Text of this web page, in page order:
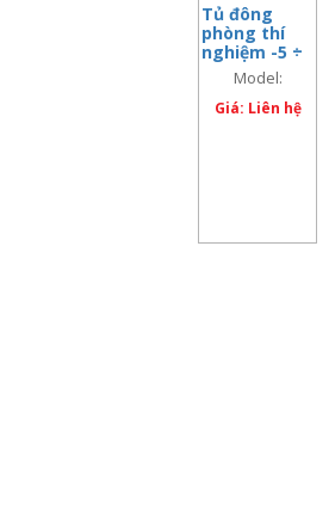
Tủ đông
phòng thí
nghiệm -5 ÷
– 30 độ C,
500 lít
Model:
FROSTER-LABO-
Giá: Liên hệ